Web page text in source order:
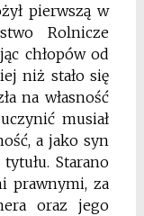
pierwszą w
Rolnicze
chłopów od
niż stało się
na własność
musiał
a jako syn
Starano
prawnymi, za
oraz jego